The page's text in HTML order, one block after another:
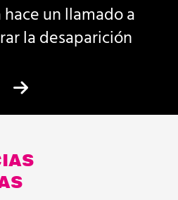
un llamado a
la desaparición